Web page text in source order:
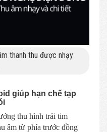
thanh thu được nhạy
giúp hạn chế tạp
thu hình trái tim
âm từ phía trước đồng